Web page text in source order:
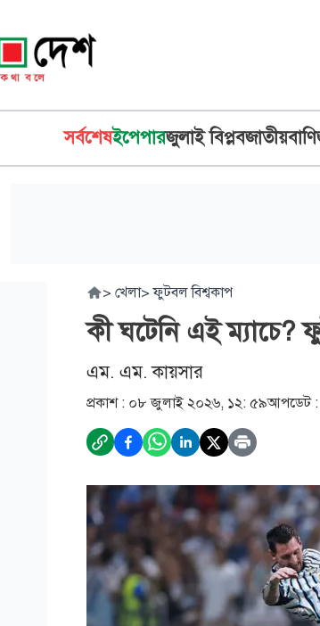
সর্বশেষইপেপারজুলাই বিপ্লবজাতীয়
> খেলা> ফুটবল বিশ্বকাপ
কী ঘটেনি এই ম্যাচে?
এম. এম. কায়সার
প্রকাশ : ০৮ জুলাই ২০২৬, ১২: ৫৯আপডেট :